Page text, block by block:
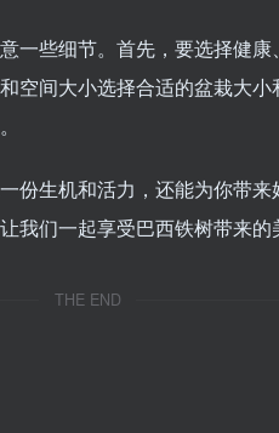
一些细节。首先，要选择健
空间大小选择合适的盆栽大
份生机和活力，还能为你带
我们一起享受巴西铁树带来的
THE END